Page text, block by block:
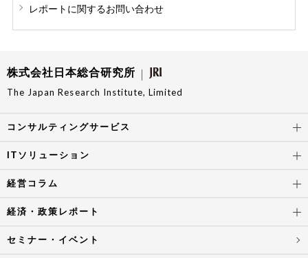
レポートに関するお問い合わせ
株式会社日本総合研究所
The Japan Research Institute, Limited
コンサルティングサービス
ITソリューション
経営コラム
経済・政策レポート
セミナー・イベント